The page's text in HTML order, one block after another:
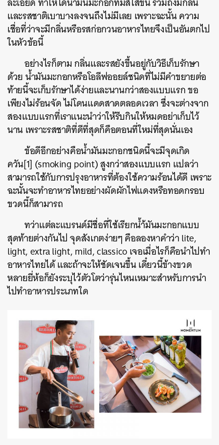
และรสชาติเบาบางลงจนถึงไม่มีเลย เพราะฉะนั้น ความ
เชื่อที่ว่าจะมีกลิ่นหรือรสก่อกวนอาหารไทยจึงเป็นอันตกไป
ในหัวข้อนี้
อย่างไรก็ตาม กลิ่นและรสยังขึ้นอยู่กับวิธีเก็บรักษา
ด้วย น้ำมันมะกอกหรือโอลีฟออยล์ชนิดที่ไม่มีคำขยายต่อ
ท้ายนี้จะเก็บรักษาได้ง่ายและนานกว่าสองแบบแรก ขอ
เพียงไม่ร้อนจัด ไม่โดนแดดสาดตลอดเวลา ซึ่งจะต่างจาก
สองแบบแรกที่เราแนะนำว่าให้รีบกินให้หมดอย่าเก็บไว้
นาน เพราะรสชาติที่ดีที่สุดก็คือตอนที่ใหม่ที่สุดนั่นเอง
ข้อดีอีกอย่างคือน้ำมันมะกอกชนิดนี้จะมีจุดเกิด
ควัน[1] (smoking point) สูงกว่าสองแบบแรก แปลว่า
สามารถใช้กับการปรุงอาหารที่ต้องใช้ความร้อนได้ดี เพราะ
ฉะนั้นจะทำอาหารไทยอย่างผัดผักไฟแดงหรือทอดกรอบ
ขวดนี้ก็สามารถ
ทว่าแต่ละแบรนด์มีชื่อที่ใช้เรียกน้ำ้มันมะกอกแบบ
สุดท้ายต่างกันไป จุดสังเกตง่ายๆ คือลองหาคำว่า lite,
light, extra light, mild, classico เจอเมื่อไรก็คือนำไปทำ
อาหารไทยได้ และถ้าจะให้ชัดเจนขึ้น เดี๋ยวนี้ข้างขวด
หลายยี่ห้อก็ยังระบุไว้ตัวโตว่ารุ่นไหนเหมาะสำหรับการนำ
ไปทำอาหารประเภทใด
ค้นหา
SHARE